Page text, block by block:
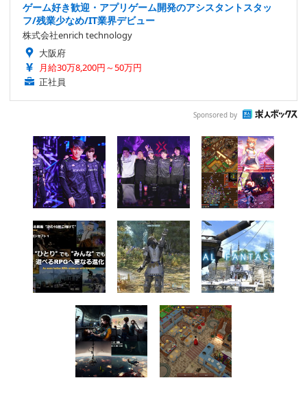
ゲーム好き歓迎・アプリゲーム開発のアシスタントスタッ
フ/残業少なめ/IT業界デビュー
株式会社enrich technology
大阪府
月給30万8,200円～50万円
正社員
Sponsored by